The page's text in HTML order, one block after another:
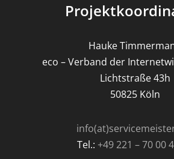
Hauke
eco – Verband der
Lichtstraße 43h
50825 Köln
Tel.: +49 221 – 70 00